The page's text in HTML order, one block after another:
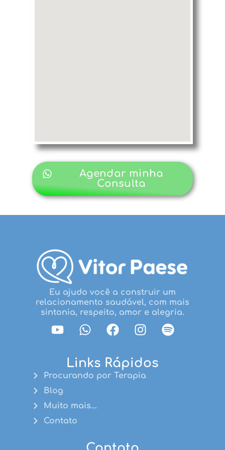
Agendar minha
Consulta
Eu ajudo você a construir um
relacionamento saudável, com mais
sintonia, respeito, amor e alegria.
Links Rápidos
Procurando por Terapia
Blog
Muito mais...
Contato